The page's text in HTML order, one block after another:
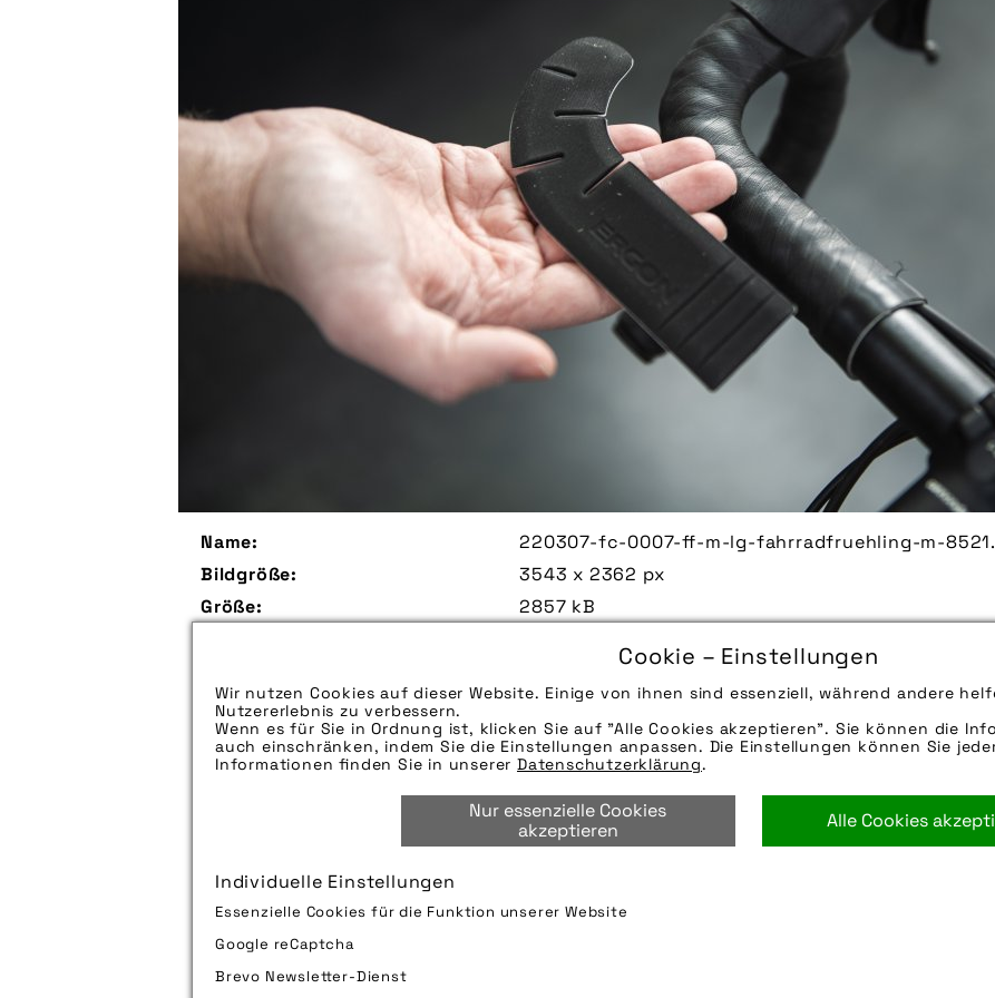
Cookie – Einstellungen
Wir nutzen Cookies auf dieser Website. Einige von ihnen sind essenziell, während andere
Nutzererlebnis zu verbessern.
Wenn es für Sie in Ordnung ist, klicken Sie auf "Alle Cookies akzeptieren". Sie können die
auch einschränken, indem Sie die Einstellungen anpassen. Die Einstellungen können Sie
Informationen finden Sie in unsererDatenschutzerklärung.
Nur essenzielle Cookies
akzeptieren
Alle Cookies
Individuelle Einstellungen
Essenzielle Cookies für die Funktion unserer Website
Google reCaptcha
Brevo Newsletter-Dienst
Name:
220307-fc-0007-ff-m-lg-fahrradfruehling-m-
Bildgröße:
3543 x 2362 px
Größe:
2857 kB
Lenkerband sorgt nicht nur für Grip, es dämpft
durch Unebenheiten auf der Strecke. Verstärken
durch die Verwendung von polsternden Unterleg-
Zu verwendender Bildnachweis:
Quelle/Source [´www.pd-f.de / Luka Gorjup | Lux
per E-Mail oder Telefon kontaktieren, wir helfen
fahrradfrühling-2022,lenker,lenkerband,
Bild downloaden